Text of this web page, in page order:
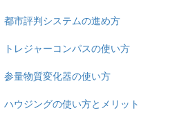
都市評判システムの進め方
トレジャーコンパスの使い方
参量物質変化器の使い方
ハウジングの使い方とメリット